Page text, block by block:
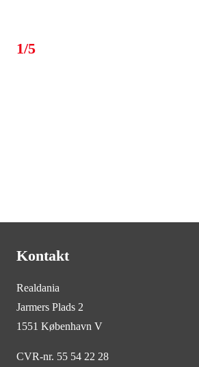
1/5
Kontakt
Realdania
Jarmers Plads 2
1551 København V
CVR-nr. 55 54 22 28